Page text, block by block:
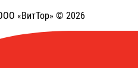
«ВитТор» © 2026